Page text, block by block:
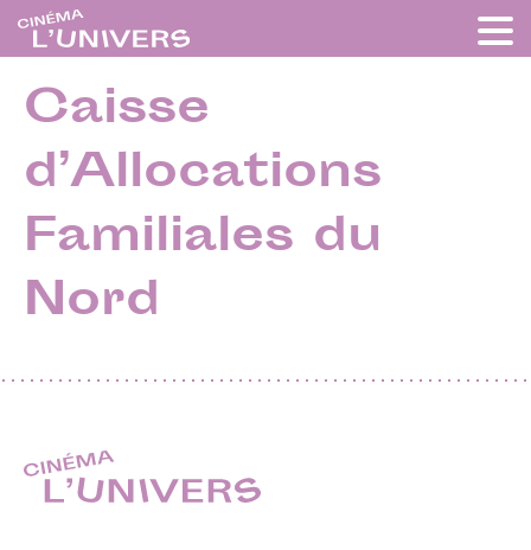
Caisse
d’Allocations
Familiales du
Nord